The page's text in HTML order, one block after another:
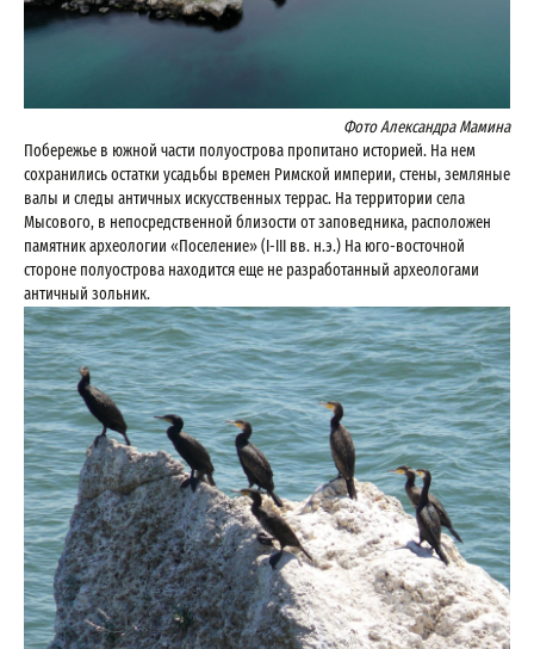
Фото Александра Мамина
Побережье в южной части полуострова пропитано историей. На нем
сохранились остатки усадьбы времен Римской империи, стены, земляные
валы и следы античных искусственных террас. На территории села
Мысового, в непосредственной близости от заповедника, расположен
памятник археологии «Поселение» (I-III вв. н.э.) На юго-восточной
стороне полуострова находится еще не разработанный археологами
античный зольник.